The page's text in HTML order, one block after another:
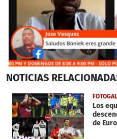
seconds
2
minutes,
2
seconds
NOTICIAS
Los
de